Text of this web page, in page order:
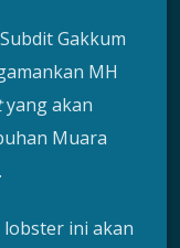
Gakkum
MH
yang akan
Muara
ini akan